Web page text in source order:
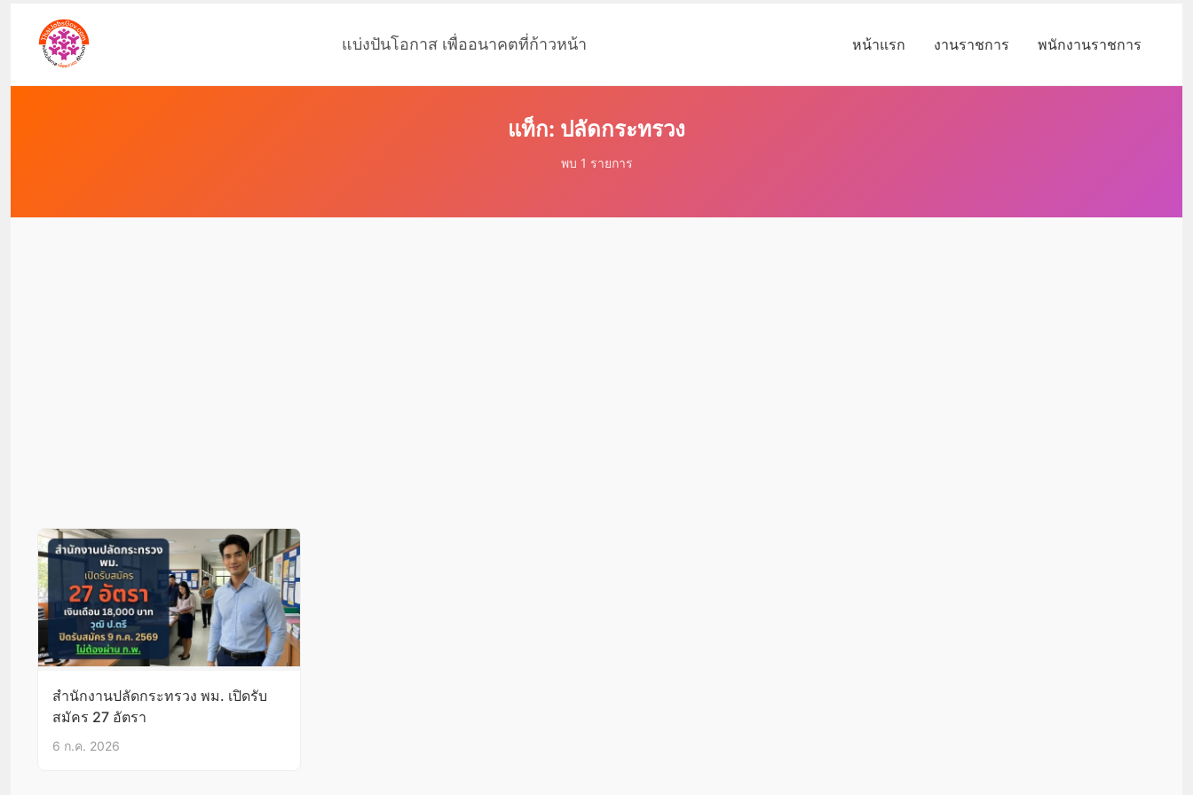
แบ่งปันโอกาส เพื่ออนาคตที่ก้าวหน้า หน้าแรก งานราชการ พนักงานราชการ
แท็ก: ปลัดกระทรวง
พบ 1 รายการ
สำนักงานปลัดกระทรวง พม. เปิดรับ
สมัคร 27 อัตรา
6 ก.ค. 2026